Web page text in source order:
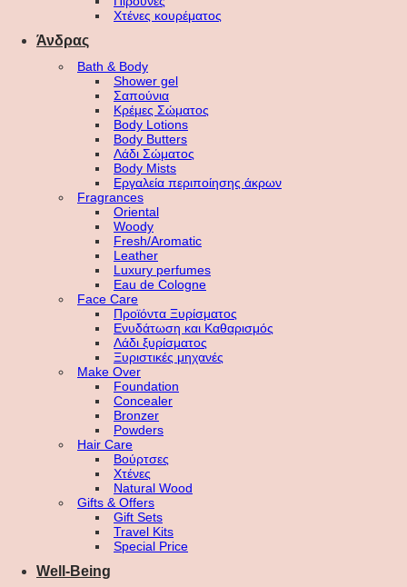
Χτένες κουρέματος
Άνδρας
Bath & Body
Shower gel
Σαπούνια
Κρέμες Σώματος
Body Lotions
Body Butters
Λάδι Σώματος
Body Mists
Εργαλεία περιποίησης άκρων
Fragrances
Oriental
Woody
Fresh/Aromatic
Leather
Luxury perfumes
Eau de Cologne
Face Care
Προϊόντα Ξυρίσματος
Ενυδάτωση και Καθαρισμός
Λάδι ξυρίσματος
Ξυριστικές μηχανές
Make Over
Foundation
Concealer
Bronzer
Powders
Hair Care
Βούρτσες
Χτένες
Natural Wood
Gifts & Offers
Gift Sets
Travel Kits
Special Price
Well-Being